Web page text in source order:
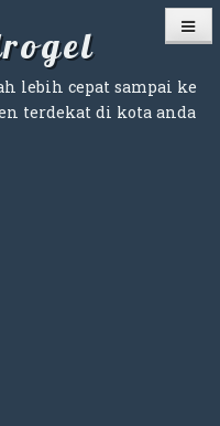
lebih cepat sampai ke
terdekat di kota anda